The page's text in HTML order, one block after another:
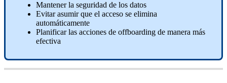
Mantener la seguridad de los datos
Evitar asumir que el acceso se elimina
automáticamente
Planificar las acciones de offboarding de manera más
efectiva